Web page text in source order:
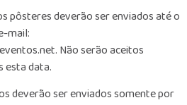
pôsteres deverão ser enviados até o
mail:
Não serão aceitos
esta data.
deverão ser enviados somente por